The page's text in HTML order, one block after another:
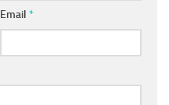
Email *